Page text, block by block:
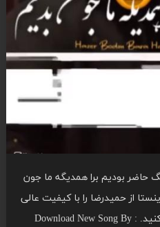
حاضر بودیم برا همدیگه ما جون
از حمیدرضا را با کیفیت عالی
از موزیک یاب بشنوید و دریافت کنید. Download New Song By :